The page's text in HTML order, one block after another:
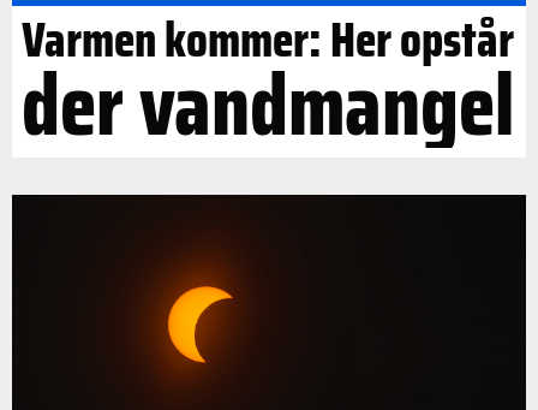
Varmen kommer: Her opstår
der vandmangel